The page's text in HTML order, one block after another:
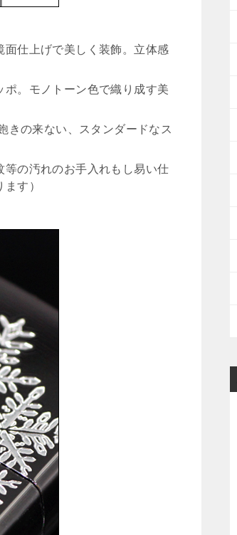
仕上げで美しく装飾。立体感
。モノトーン色で織り成す美
きの来ない、スタンダードなス
等の汚れのお手入れもし易い仕
す）